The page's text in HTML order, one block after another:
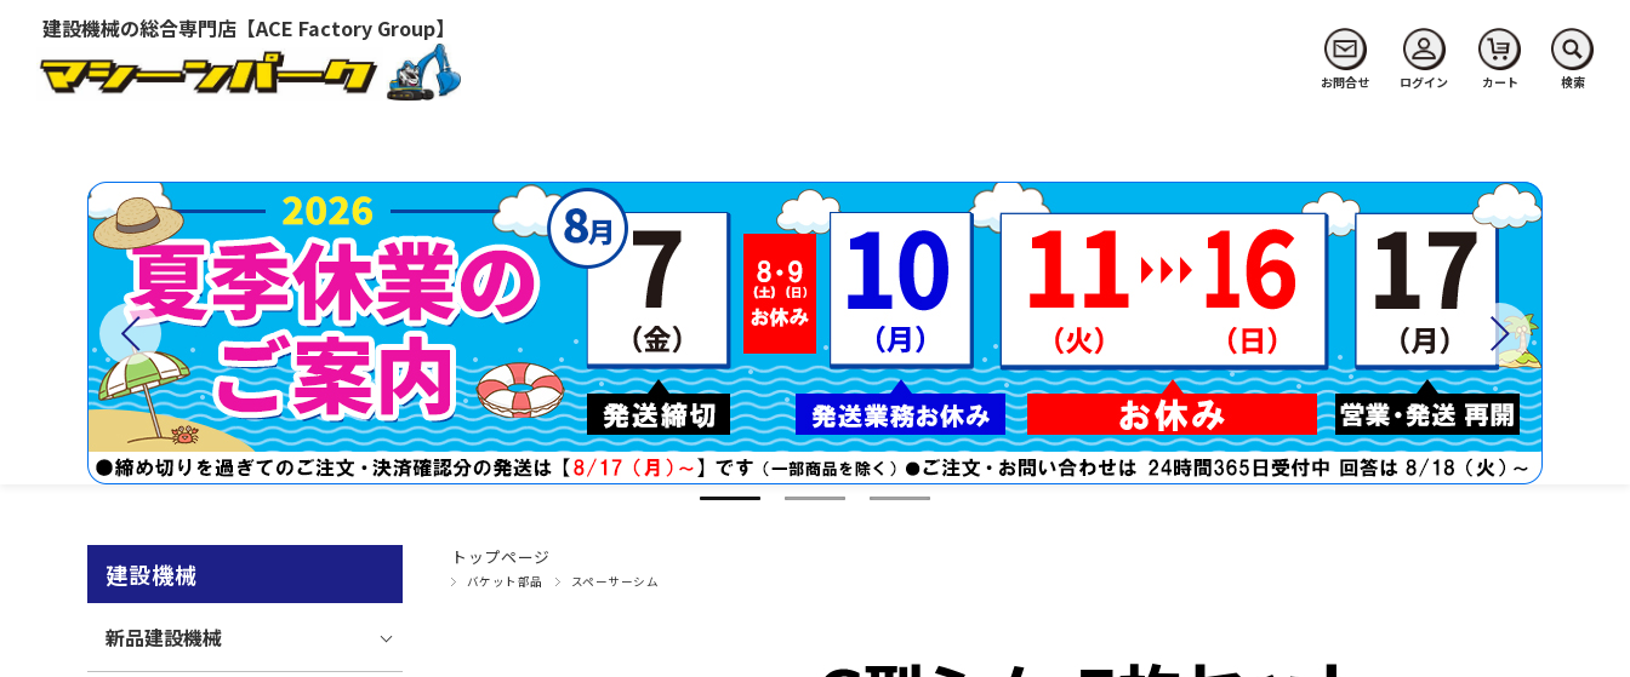
建設機械の総合専門店【ACE Factory Group】
お問合せ ログイン カート 検索
トップページ
バケット部品 スペーサーシム
建設機械
新品建設機械